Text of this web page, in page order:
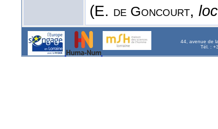
(E. de Goncourt,
44, avenue de
Tél. :